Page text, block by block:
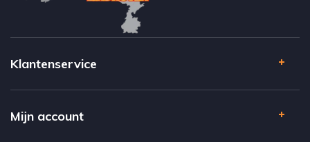
Klantenservice
Mijn account